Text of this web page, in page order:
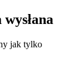
wysłana
jak tylko